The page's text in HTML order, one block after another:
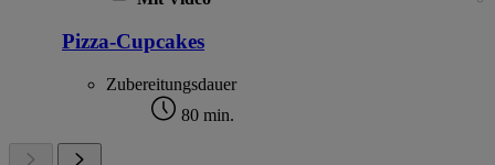
Pizza-Cupcakes
Zubereitungsdauer
80 min.